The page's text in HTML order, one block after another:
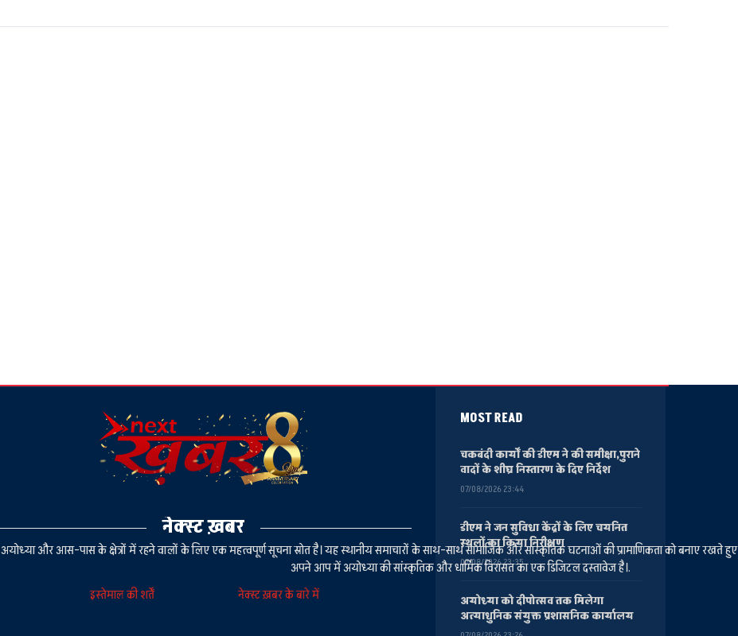
नेक्स्ट ख़बर
अयोध्या और आस-पास के क्षेत्रों में रहने वालों के लिए एक महत्वपूर्ण सूचना स्रोत है। यह स्थानीय समाचारों के साथ-साथ सामाजिक और सांस्कृतिक घटनाओं की प्रामाणिकता को बनाए रखते हुए
अपने आप में अयोध्या की सांस्कृतिक और धार्मिक विरासत का एक डिजिटल दस्तावेज है।.
इस्तेमाल की शर्तें नेक्स्ट ख़बर के बारे में
MOST READ
चकबंदी कार्यों की डीएम ने की समीक्षा,पुराने
वादों के शीघ्र निस्तारण के दिए निर्देश
07/08/2026 23:44
डीएम ने जन सुविधा केंद्रों के लिए चयनित
स्थलों का किया निरीक्षण
07/08/2026 23:35
अयोध्या को दीपोत्सव तक मिलेगा
अत्याधुनिक संयुक्त प्रशासनिक कार्यालय